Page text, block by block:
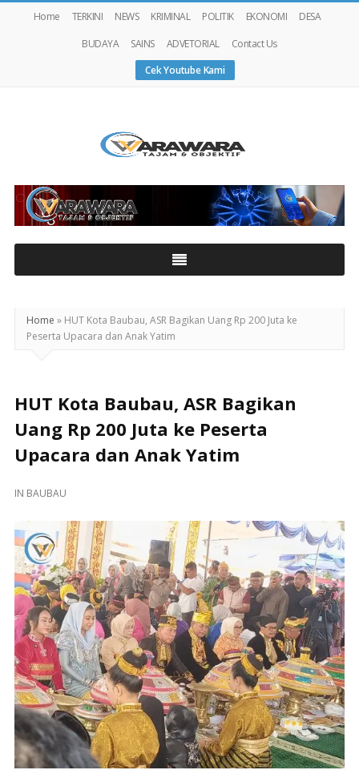
Home TERKINI NEWS KRIMINAL POLITIK EKONOMI
DESA
BUDAYA
SAINS ADVETORIAL
Contact Us
Cek Youtube Kami
Home » HUT Kota Baubau, ASR Bagikan Uang Rp 200 Juta ke
Peserta Upacara dan Anak Yatim
HUT Kota Baubau, ASR Bagikan
Uang Rp 200 Juta ke Peserta
Upacara dan Anak Yatim
IN BAUBAU